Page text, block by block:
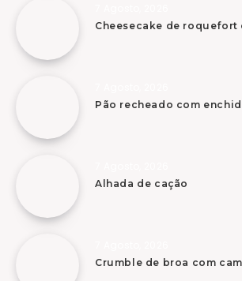
Cheesecake de roquefort
Pão recheado com
Alhada de cação
Crumble de broa com